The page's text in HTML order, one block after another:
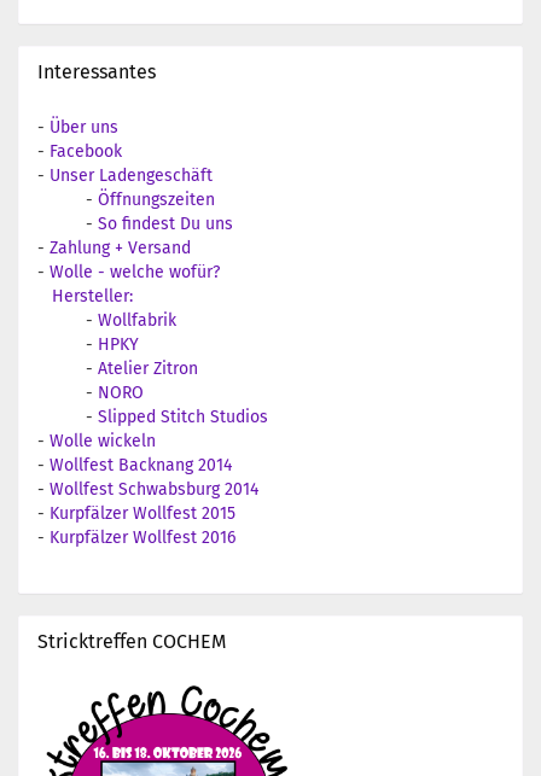
Interessantes
- Über uns
- Facebook
- Unser Ladengeschäft
- Öffnungszeiten
- So findest Du uns
- Zahlung + Versand
- Wolle - welche wofür?
Hersteller:
- Wollfabrik
- HPKY
- Atelier Zitron
- NORO
- Slipped Stitch Studios
- Wolle wickeln
- Wollfest Backnang 2014
- Wollfest Schwabsburg 2014
- Kurpfälzer Wollfest 2015
- Kurpfälzer Wollfest 2016
Stricktreffen COCHEM